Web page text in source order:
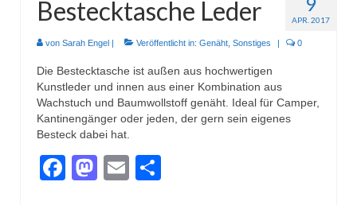
APR. 2017
Bestecktasche Leder
von Sarah Engel | Veröffentlicht in: Genäht Sonstiges | 0
Die Bestecktasche ist außen aus hochwertigen
Kunstleder und innen aus einer Kombination aus
Wachstuch und Baumwollstoff genäht. Ideal für Camper,
Kantinengänger oder jeden, der gern sein eigenes
Besteck dabei hat.
Facebook
Mastodon
Email